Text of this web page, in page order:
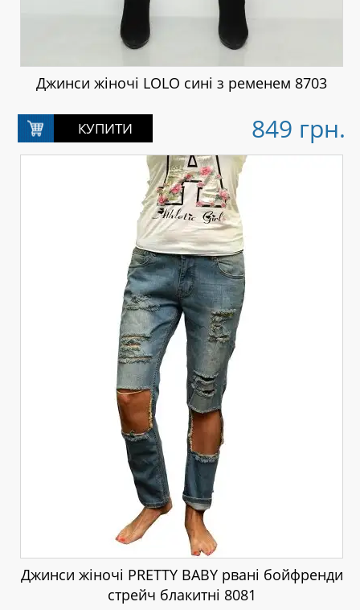
Джинси жіночі LOLO сині з ременем 8703
849 грн.
Джинси жіночі PRETTY BABY рвані бойфренди
стрейч блакитні 8081